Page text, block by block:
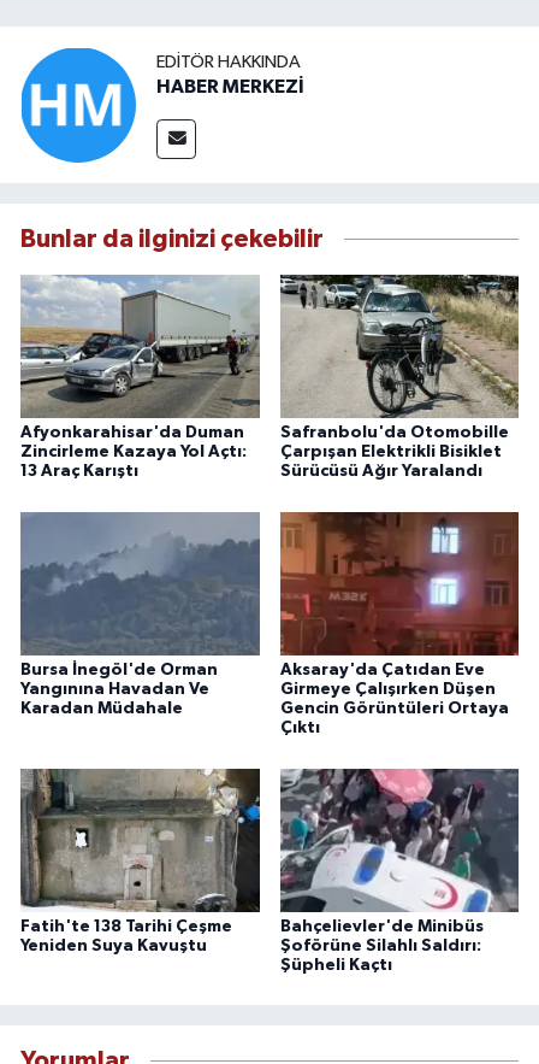
EDITÖR HAKKINDA
HABER MERKEZİ
Bunlar da ilginizi çekebilir
Afyonkarahisar'da Duman
Zincirleme Kazaya Yol Açtı:
13 Araç Karıştı
Safranbolu'da Otomobille
Çarpışan Elektrikli Bisiklet
Sürücüsü Ağır Yaralandı
Bursa İnegöl'de Orman
Yangınına Havadan Ve
Karadan Müdahale
Aksaray'da Çatıdan Eve
Girmeye Çalışırken Düşen
Gencin Görüntüleri Ortaya
Çıktı
Fatih'te 138 Tarihi Çeşme
Yeniden Suya Kavuştu
Bahçelievler'de Minibüs
Şoförüne Silahlı Saldırı:
Şüpheli Kaçtı